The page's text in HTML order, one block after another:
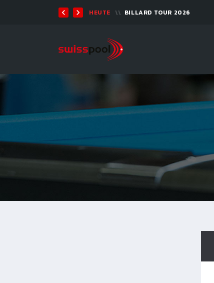
2026 - 9-BALL HEUTE BILLARD TOUR 2026